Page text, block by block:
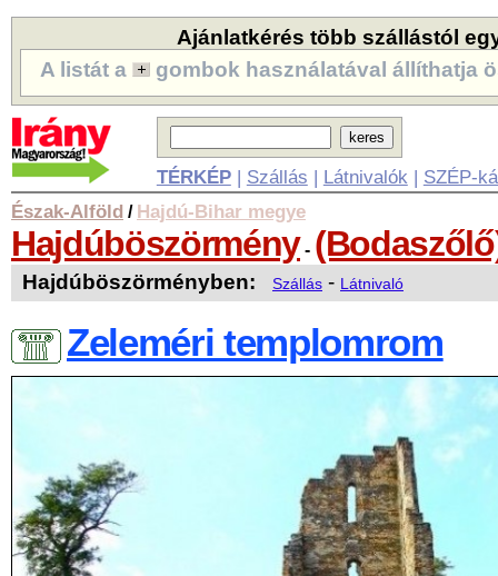
Ajánlatkérés több szállástól
A listát a
gombok használatával állíthatja
TÉRKÉP| Szállás | Látnivalók | SZÉP-
Észak-Alföld / Hajdú-Bihar megye
Hajdúböszörmény -
Hajdúböszörményben: Szállás - Látnivaló
Zeleméri templomrom